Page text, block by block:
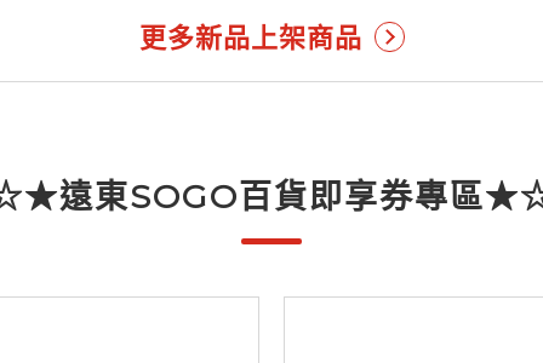
更多新品上架商品
遠東SOGO百貨即享券專區